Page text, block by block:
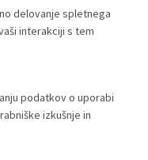
mesta v podjetju:
praktičnega izobraževanja
delovanje spletnega
interakciji s tem
podatkov o uporabi
izkušnje in